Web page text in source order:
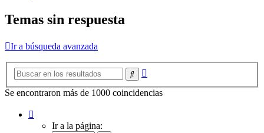
Temas sin respuesta
Ir a búsqueda avanzada
Buscar
Se encontraron más de 1000 coincidencias
Ir a la página: